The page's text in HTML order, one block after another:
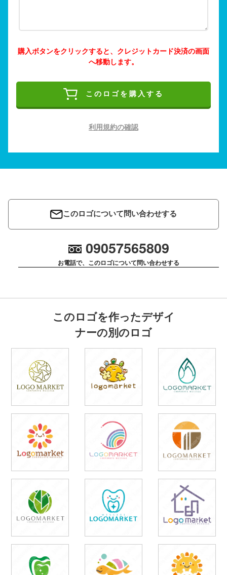
購入ボタンをクリックすると、クレジットカード決済の画面
へ移動します。
このロゴを購入する
利用規約の確認
このロゴについて問い合わせする
09057565809
お電話で、このロゴについて問い合わせする
このロゴを作ったデザイ
ナーの別のロゴ